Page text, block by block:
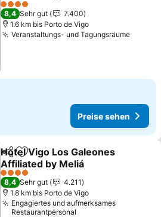
4 Sterne
8,4 Sehr gut
7.400
1.6 km bis Porto de Vigo
Veranstaltungs- und Tagungsräume
Preise sehen
TeilenZu Favoriten hinzufügen
Hotel Vigo Los Galeones
Affiliated by Meliá
4 Sterne
8,4 Sehr gut
4.211
1.8 km bis Porto de Vigo
Engagiertes und aufmerksames
Restaurantpersonal